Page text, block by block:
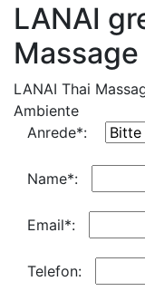
LANAI
Massage
LANAI Thai
Ambiente
Anrede*:
Name*:
Email*:
Telefon: